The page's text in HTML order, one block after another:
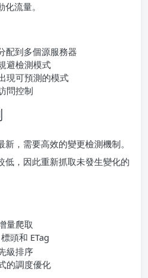
流量。
配到多個源服務器
避檢測模式
現可預測的模式
問控制
，需要高效的變更檢測機制。
低，因此重新抓取未發生變化的
量爬取
標頭和 ETag
級排序
的調度優化